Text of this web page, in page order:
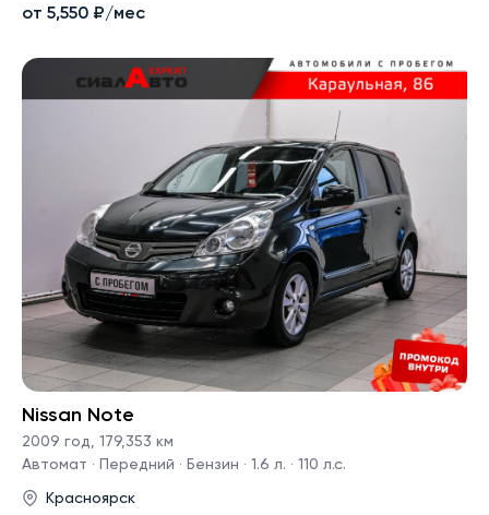
от 5,550 ₽/мес
Nissan Note
2009 год, 179,353 км
Автомат · Передний · Бензин · 1.6 л. · 110 л.с.
Красноярск